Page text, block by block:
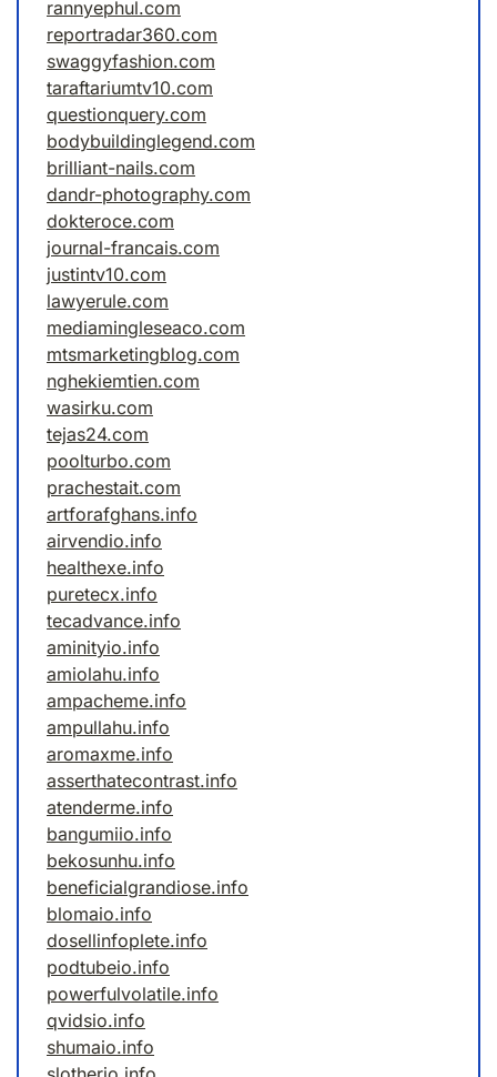
rannyephul.com
reportradar360.com
swaggyfashion.com
taraftariumtv10.com
questionquery.com
bodybuildinglegend.com
brilliant-nails.com
dandr-photography.com
dokteroce.com
journal-francais.com
justintv10.com
lawyerule.com
mediamingleseaco.com
mtsmarketingblog.com
nghekiemtien.com
wasirku.com
tejas24.com
poolturbo.com
prachestait.com
artforafghans.info
airvendio.info
healthexe.info
puretecx.info
tecadvance.info
aminityio.info
amiolahu.info
ampacheme.info
ampullahu.info
aromaxme.info
asserthatecontrast.info
atenderme.info
bangumiio.info
bekosunhu.info
beneficialgrandiose.info
blomaio.info
dosellinfoplete.info
podtubeio.info
powerfulvolatile.info
qvidsio.info
shumaio.info